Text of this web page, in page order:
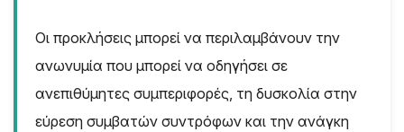
Οι προκλήσεις μπορεί να περιλαμβάνουν την
ανωνυμία που μπορεί να οδηγήσει σε
ανεπιθύμητες συμπεριφορές, τη δυσκολία στην
εύρεση συμβατών συντρόφων και την ανάγκη